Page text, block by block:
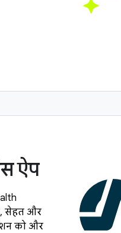
ऐप
सेहत और
को और